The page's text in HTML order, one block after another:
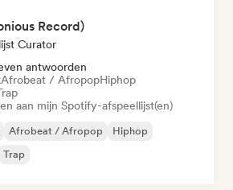
Record)
Curator
antwoorden
Afrobeat / AfropopHiphop
aan mijn Spotify-afspeellijst(en)
Afrobeat / Afropop
Hiphop
Trap